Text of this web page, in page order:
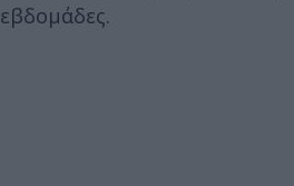
εβδομάδες.